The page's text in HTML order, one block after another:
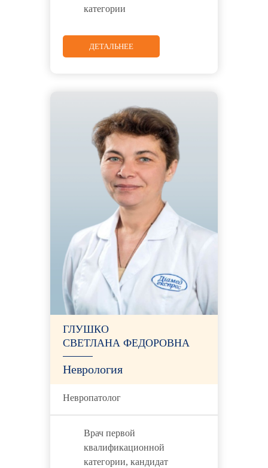
категории
ДЕТАЛЬНЕЕ
ГЛУШКО
СВЕТЛАНА ФЕДОРОВНА
Неврология
Невропатолог
Врач первой
квалификационной
категории, кандидат